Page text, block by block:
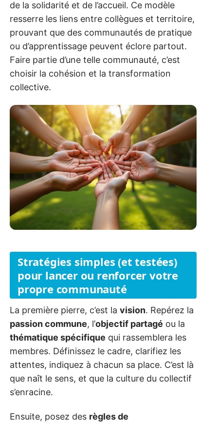
de la solidarité et de l’accueil. Ce modèle
resserre les liens entre collègues et territoire,
prouvant que des communautés de pratique
ou d’apprentissage peuvent éclore partout.
Faire partie d’une telle communauté, c’est
choisir la cohésion et la transformation
collective.
Stratégies simples (et testées)
pour lancer ou renforcer votre
propre communauté
La première pierre, c’est la vision. Repérez la
passion commune, l’objectif partagé ou la
thématique spécifique qui rassemblera les
membres. Définissez le cadre, clarifiez les
attentes, indiquez à chacun sa place. C’est là
que naît le sens, et que la culture du collectif
s’enracine.
Ensuite, posez des règles de